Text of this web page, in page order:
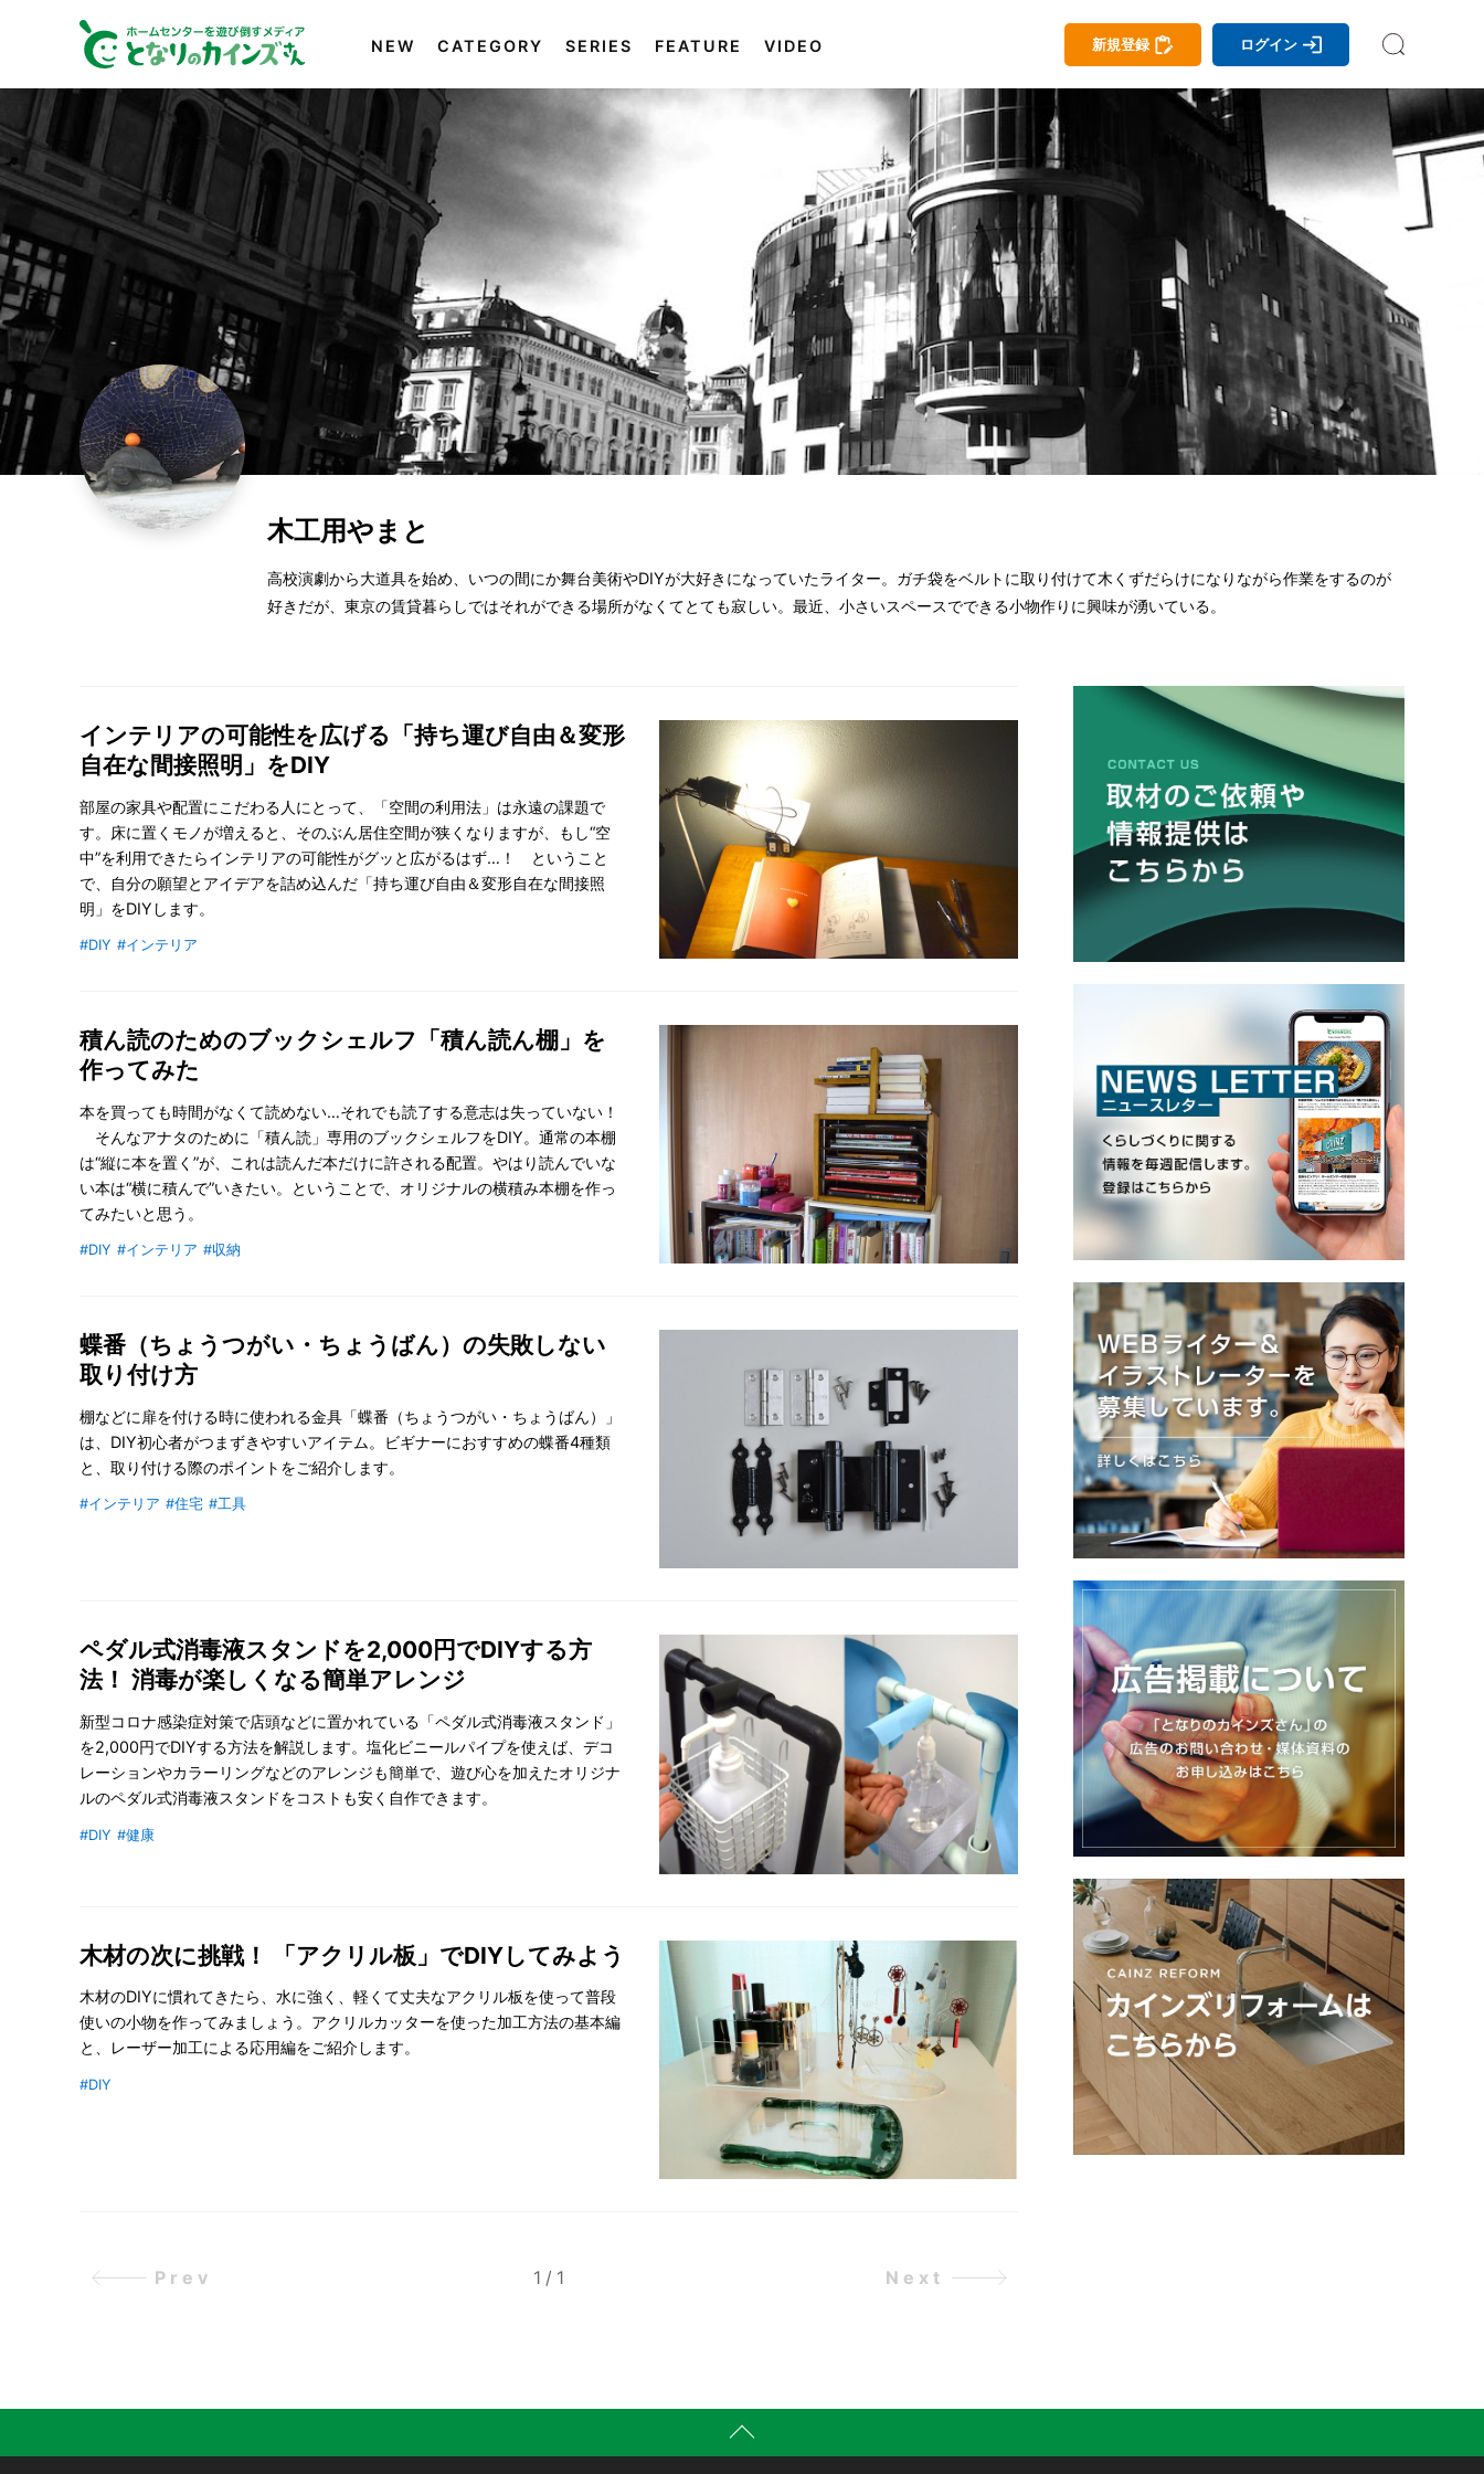
NEW CATEGORY SERIES FEATURE VIDEO 新規登録 ログイン
木工用やまと
高校演劇から大道具を始め、いつの間にか舞台美術やDIYが大好きになっていたライター。ガチ袋をベルトに取り付けて木くずだらけになりながら作業をするのが
好きだが、東京の賃貸暮らしではそれができる場所がなくてとても寂しい。最近、小さいスペースでできる小物作りに興味が湧いている。
インテリアの可能性を広げる「持ち運び自由＆変形
自在な間接照明」をDIY
部屋の家具や配置にこだわる人にとって、「空間の利用法」は永遠の課題で
す。床に置くモノが増えると、そのぶん居住空間が狭くなりますが、もし“空
中”を利用できたらインテリアの可能性がグッと広がるはず…！ ということ
で、自分の願望とアイデアを詰め込んだ「持ち運び自由＆変形自在な間接照
明」をDIYします。
#DIY #インテリア
積ん読のためのブックシェルフ「積ん読ん棚」を
作ってみた
本を買っても時間がなくて読めない…それでも読了する意志は失っていない！
そんなアナタのために「積ん読」専用のブックシェルフをDIY。通常の本棚
は“縦に本を置く”が、これは読んだ本だけに許される配置。やはり読んでいな
い本は“横に積んで”いきたい。ということで、オリジナルの横積み本棚を作っ
てみたいと思う。
#DIY #インテリア #収納
蝶番（ちょうつがい・ちょうばん）の失敗しない
取り付け方
棚などに扉を付ける時に使われる金具「蝶番（ちょうつがい・ちょうばん）」
は、DIY初心者がつまずきやすいアイテム。ビギナーにおすすめの蝶番4種類
と、取り付ける際のポイントをご紹介します。
#インテリア #住宅 #工具
ペダル式消毒液スタンドを2,000円でDIYする方
法！ 消毒が楽しくなる簡単アレンジ
新型コロナ感染症対策で店頭などに置かれている「ペダル式消毒液スタンド」
を2,000円でDIYする方法を解説します。塩化ビニールパイプを使えば、デコ
レーションやカラーリングなどのアレンジも簡単で、遊び心を加えたオリジナ
ルのペダル式消毒液スタンドをコストも安く自作できます。
#DIY #健康
木材の次に挑戦！ 「アクリル板」でDIYしてみよう
木材のDIYに慣れてきたら、水に強く、軽くて丈夫なアクリル板を使って普段
使いの小物を作ってみましょう。アクリルカッターを使った加工方法の基本編
と、レーザー加工による応用編をご紹介します。
#DIY
Prev 1 / 1 Next